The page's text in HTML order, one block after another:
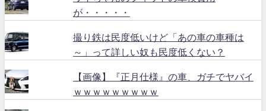
が・・・・・
撮り鉄は民度低いけど「あの車の車種は
～」って詳しい奴も民度低くない？
【画像】『正月仕様』の車、ガチでヤバイ
ｗｗｗｗｗｗｗｗｗ